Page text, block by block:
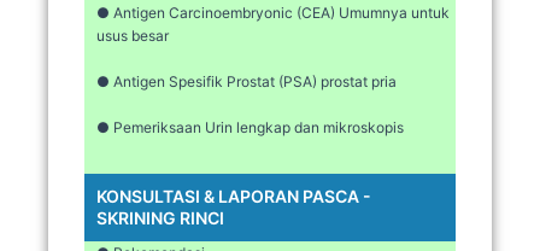
● Antigen Carcinoembryonic (CEA) Umumnya untuk
usus besar
● Antigen Spesifik Prostat (PSA) prostat pria
● Pemeriksaan Urin lengkap dan mikroskopis
KONSULTASI & LAPORAN PASCA -
SKRINING RINCI